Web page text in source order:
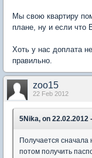
Мы свою квартиру
плане, ну и если что
Хоть у нас доплата
правильно.
zoo15
22 Feb 2012
5Nika, on 22.02.2012
Получается
потом получить